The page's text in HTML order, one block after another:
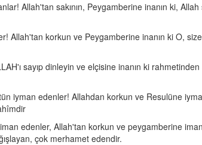
Allah'tan sakının, Peygamberine inanın ki,
Allah'tan korkun ve Peygamberine inanın ki O,
sayıp dinleyin ve elçisine inanın ki
iyman edenler! Allahdan korkun ve Resulüne
edenler, Allah'tan korkun ve peygamberine
çok merhamet edendir.